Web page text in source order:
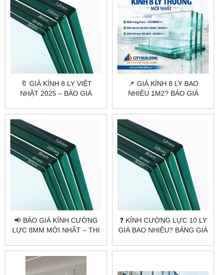
🔖 GIÁ KÍNH 8 LY VIỆT
NHẬT 2025 – BÁO GIÁ
CITYBUILDING
📌 GIÁ KÍNH 8 LY BAO
NHIÊU 1M2? BÁO GIÁ
CITYBUILDING
📢 BÁO GIÁ KÍNH CƯỜNG
LỰC 8MM MỚI NHẤT – THI
CITYBUILDING
❓ KÍNH CƯỜNG LỰC 10 LY
GIÁ BAO NHIÊU? BẢNG GIÁ